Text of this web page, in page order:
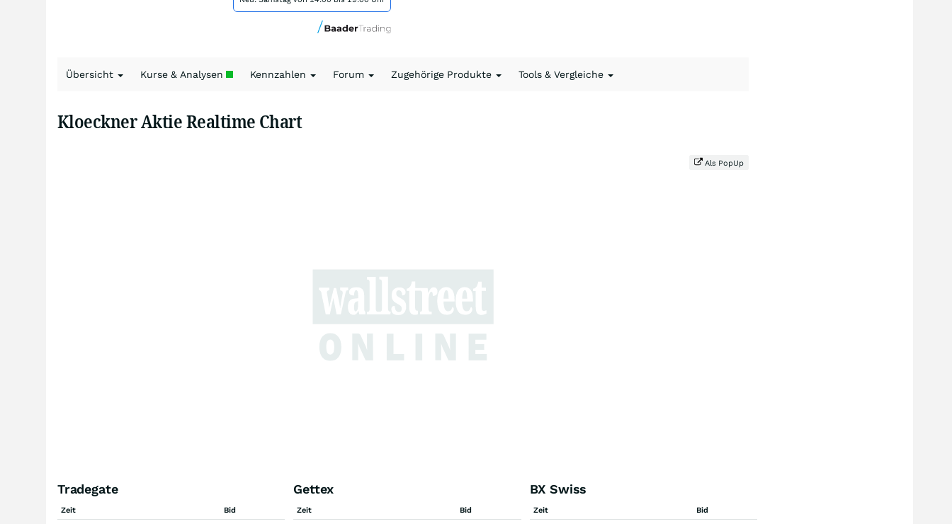
Übersicht Kurse & Analysen Kennzahlen Forum Zugehörige Produkte Tools & Vergleiche
Kloeckner Aktie Realtime Chart
Als PopUp
Tradegate
Zeit Bid
Gettex
Zeit Bid
BX Swiss
Zeit Bid